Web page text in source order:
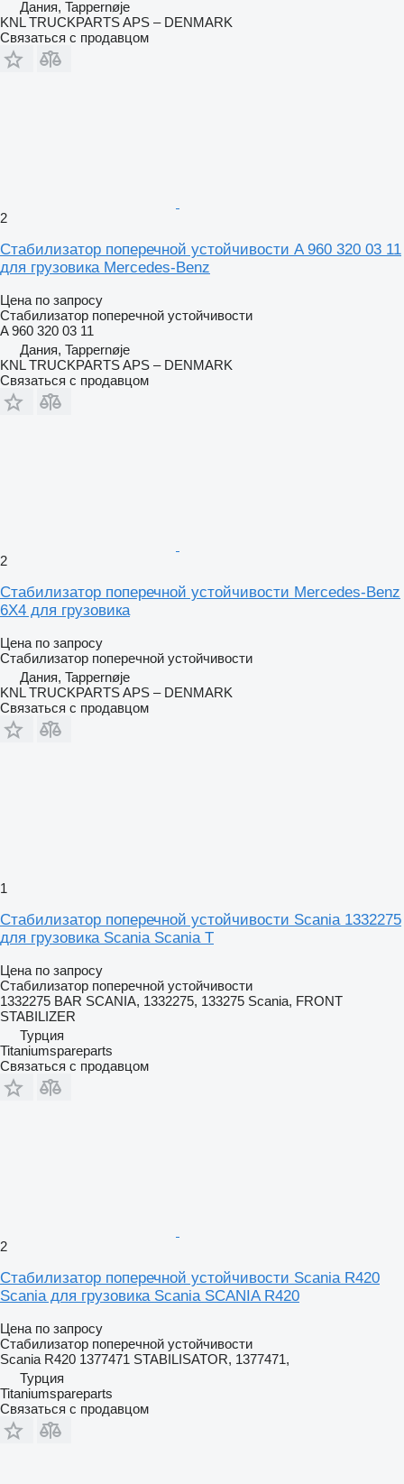
Дания, Tappernøje
KNL TRUCKPARTS APS – DENMARK
Связаться с продавцом
2
Стабилизатор поперечной устойчивости A 960 320 03 11
для грузовика Mercedes-Benz
Цена по запросу
Стабилизатор поперечной устойчивости
A 960 320 03 11
Дания, Tappernøje
KNL TRUCKPARTS APS – DENMARK
Связаться с продавцом
2
Стабилизатор поперечной устойчивости Mercedes-Benz
6X4 для грузовика
Цена по запросу
Стабилизатор поперечной устойчивости
Дания, Tappernøje
KNL TRUCKPARTS APS – DENMARK
Связаться с продавцом
1
Стабилизатор поперечной устойчивости Scania 1332275
для грузовика Scania Scania T
Цена по запросу
Стабилизатор поперечной устойчивости
1332275 BAR SCANIA, 1332275, 133275 Scania, FRONT
STABILIZER
Турция
Titaniumspareparts
Связаться с продавцом
2
Стабилизатор поперечной устойчивости Scania R420
Scania для грузовика Scania SCANIA R420
Цена по запросу
Стабилизатор поперечной устойчивости
Scania R420 1377471 STABILISATOR, 1377471,
Турция
Titaniumspareparts
Связаться с продавцом